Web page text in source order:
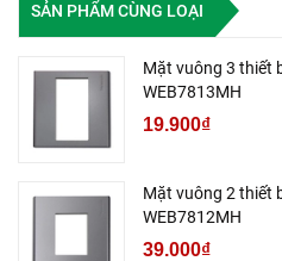
SẢN PHẨM CÙNG LOẠI
Mặt vuông 3 thiết
WEB7813MH
19.900₫
Mặt vuông 2 thiết
WEB7812MH
39.000₫